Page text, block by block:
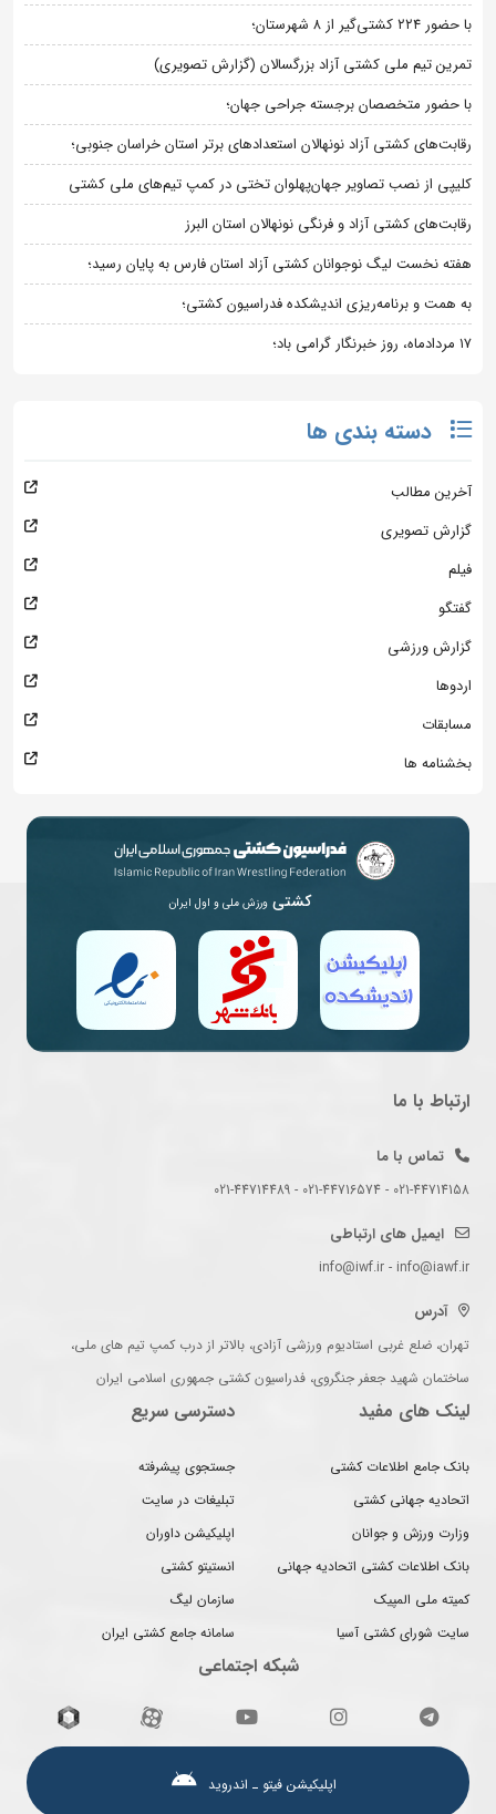
با حضور ۲۲۴ کشتی‌گیر از ۸ شهرستان؛
تمرین تیم ملی کشتی آزاد بزرگسالان (گزارش تصویری)
با حضور متخصصان برجسته جراحی جهان؛
رقابت‌های کشتی آزاد نونهالان استعدادهای برتر استان خراسان جنوبی؛
کلیپی از نصب تصاویر جهان‌پهلوان تختی در کمپ تیم‌های ملی کشتی
رقابت‌های کشتی آزاد و فرنگی نونهالان استان البرز
هفته نخست لیگ نوجوانان کشتی آزاد استان فارس به پایان رسید؛
به همت و برنامه‌ریزی اندیشکده فدراسیون کشتی؛
۱۷ مردادماه، روز خبرنگار گرامی باد؛
دسته بندی ها
آخرین مطالب
گزارش تصویری
فیلم
گفتگو
گزارش ورزشی
اردوها
مسابقات
بخشنامه ها
کشتی ورزش ملی و اول ایران
ارتباط با ما
تماس با ما
021-44714158 - 021-44716574 - 021-44714489
ایمیل های ارتباطی
info@iwf.ir - info@iawf.ir
آدرس
تهران، ضلع غربی استادیوم ورزشی آزادی، بالاتر از درب کمپ تیم های ملی،
ساختمان شهید جعفر جنگروی، فدراسیون کشتی جمهوری اسلامی ایران
لینک های مفید
بانک جامع اطلاعات کشتی
اتحادیه جهانی کشتی
وزارت ورزش و جوانان
بانک اطلاعات کشتی اتحادیه جهانی
کمیته ملی المپیک
سایت شورای کشتی آسیا
دسترسی سریع
جستجوی پیشرفته
تبلیغات در سایت
اپلیکیشن داوران
انستیتو کشتی
سازمان لیگ
سامانه جامع کشتی ایران
شبکه اجتماعی
اپلیکیشن فیتو ـ اندروید